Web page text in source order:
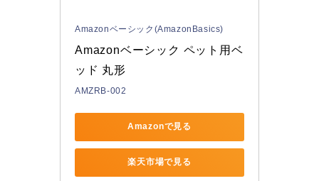
Amazonベーシック(AmazonBasics)
Amazonベーシック ペット用ベ
ッド 丸形
AMZRB-002
Amazonで見る
楽天市場で見る